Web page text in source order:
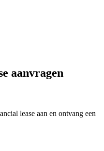
aanvragen
lease aan en ontvang een